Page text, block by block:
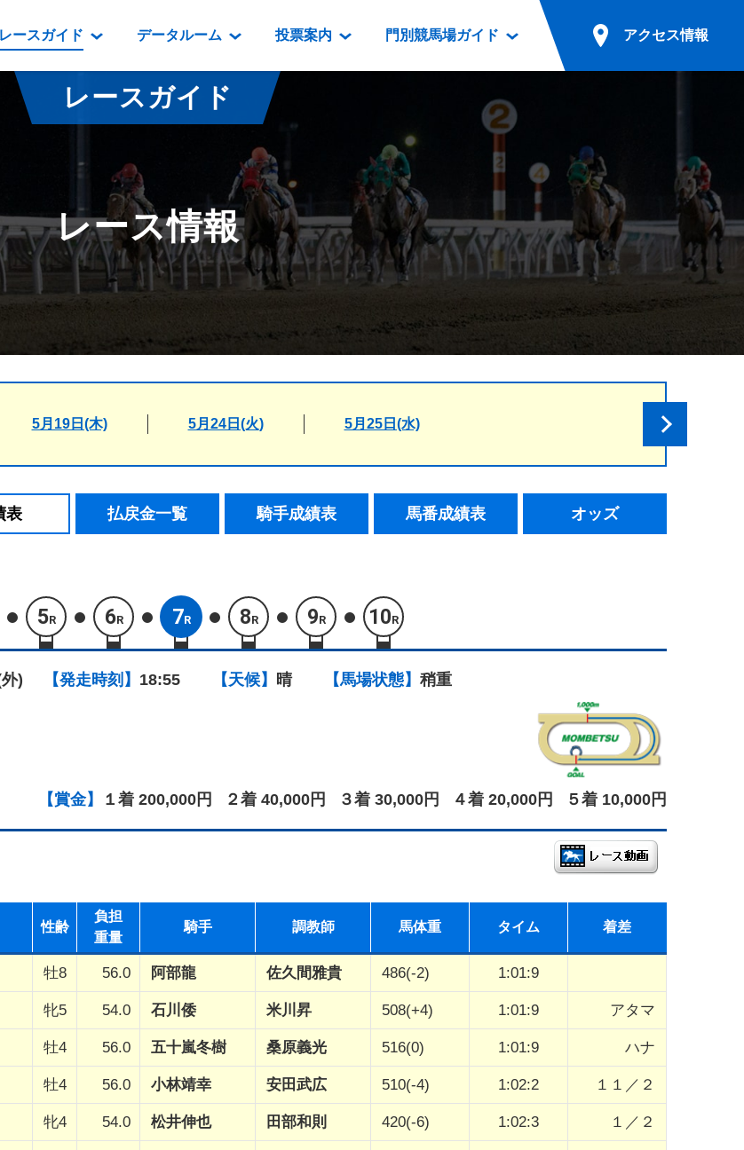
レースガイド
レース情報
払戻金一覧
騎手成績表
馬番成績表
オッズ
番組・級別表ダウンロード
開催カレンダー
重賞競走体系図
スタリオンシリーズ競走
道内の発売情報(PDF)
データルーム
ム
・調教師紹介
教映像
馬情報
編成要領
映像コンテンツ
重賞競走VTR
重賞競走参考VTR
レースダイジェスト
新馬ダイジェスト
投票案内
電話・インターネット投票
場外発売所
実況・テレホンサービス
発売・払戻
門別競馬場ガイド
門別競馬場情報
門別競馬場グルメ
とねっこジンギスカン
いずみ食堂
ルンビニフードカフェ
勝馬屋
アクセス情報
無料送迎バスでのご来場
公共の交通機関でのご来場
レースガイド
レース情報
5月19日(木) 5月24日(火) 5月25日(水)
表 払戻金一覧 騎手成績表 馬番成績表 オッズ
5R 6R 7R 8R 9R 10R
(外) 【発走時刻】 18:55 【天候】 晴 【馬場状態】 稍重
【賞金】 １着 200,000円 ２着 40,000円 ３着 30,000円 ４着 20,000円 ５着 10,000円
性齢
負担
重量
騎手 調教師 馬体重 タイム 着差
牡8 56.0 阿部龍 佐久間雅貴 486(-2) 1:01:9
牝5 54.0 石川倭 米川昇 508(+4) 1:01:9 アタマ
牡4 56.0 五十嵐冬樹 桑原義光 516(0) 1:01:9 ハナ
牡4 56.0 小林靖幸 安田武広 510(-4) 1:02:2 １１／２
牝4 54.0 松井伸也 田部和則 420(-6) 1:02:3 １／２